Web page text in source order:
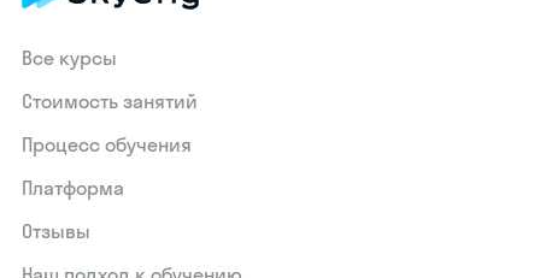
Все курсы
Стоимость занятий
Процесс обучения
Платформа
Отзывы